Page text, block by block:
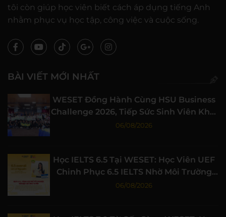
tôi còn giúp học viên biết cách áp dụng tiếng Anh
nhằm phục vụ học tập, công việc và cuộc sống.
BÀI VIẾT MỚI NHẤT
WESET Đồng Hành Cùng HSU Business
Challenge 2026, Tiếp Sức Sinh Viên Khởi
Nghiệp
06/08/2026
Học IELTS 6.5 Tại WESET: Học Viên UEF
Chinh Phục 6.5 IELTS Nhờ Môi Trường
Học Tập Chất Lượng
06/08/2026